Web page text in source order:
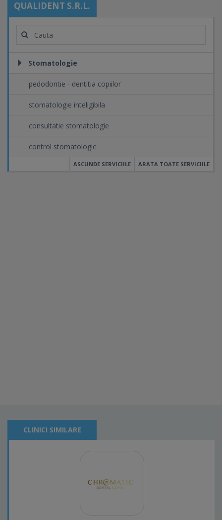
QUALIDENT S.R.L.
Stomatologie
pedodontie - dentitia copiilor
stomatologie inteligibila
consultatie stomatologie
control stomatologic
ARATA TOATE SERVICIILE
ASCUNDE SERVICIILE
CLINICI SIMILARE